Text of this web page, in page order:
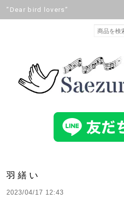
”Dear bird lovers”
羽繕い
2023/04/17 12:43